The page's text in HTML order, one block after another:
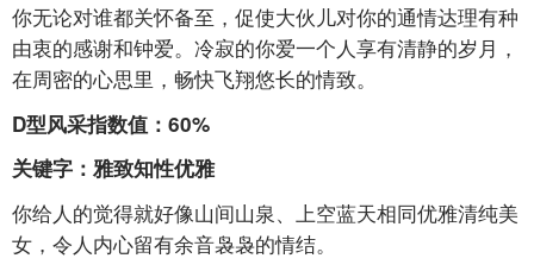
你无论对谁都关怀备至，促使大伙儿对你的通情达理有种
由衷的感谢和钟爱。冷寂的你爱一个人享有清静的岁月，
在周密的心思里，畅快飞翔悠长的情致。
D型风采指数值：60%
关键字：雅致知性优雅
你给人的觉得就好像山间山泉、上空蓝天相同优雅清纯美
女，令人内心留有余音袅袅的情结。